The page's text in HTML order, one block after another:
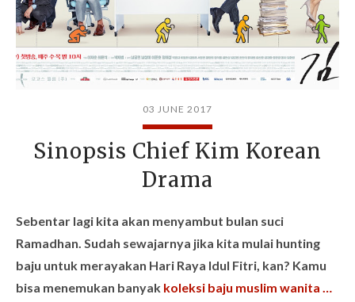
03 JUNE 2017
Sinopsis Chief Kim Korean
Drama
Sebentar lagi kita akan menyambut bulan suci
Ramadhan. Sudah sewajarnya jika kita mulai hunting
baju untuk merayakan Hari Raya Idul Fitri, kan? Kamu
bisa menemukan banyak koleksi baju muslim wanita …